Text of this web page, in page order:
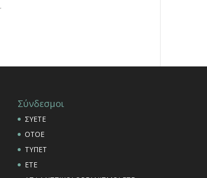
Σύνδεσμοι
ΣΥΕΤΕ
ΟΤΟΕ
ΤΥΠΕΤ
ΕΤΕ